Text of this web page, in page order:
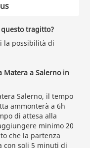
tragitto?
la possibilità di
Matera a Salerno in
Salerno, il tempo
ammonterà a 6h
di attesa alla
minimo 20
che la partenza
con soli 5 minuti di